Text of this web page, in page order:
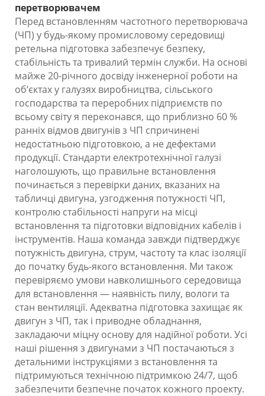
перетворювачем
Перед встановленням частотного перетворювача
(ЧП) у будь-якому промисловому середовищі
ретельна підготовка забезпечує безпеку,
стабільність та тривалий термін служби. На основі
майже 20-річного досвіду інженерної роботи на
об’єктах у галузях виробництва, сільського
господарства та переробних підприємств по
всьому світу я переконався, що приблизно 60 %
ранніх відмов двигунів з ЧП спричинені
недостатньою підготовкою, а не дефектами
продукції. Стандарти електротехнічної галузі
наголошують, що правильне встановлення
починається з перевірки даних, вказаних на
табличці двигуна, узгодження потужності ЧП,
контролю стабільності напруги на місці
встановлення та підготовки відповідних кабелів і
інструментів. Наша команда завжди підтверджує
потужність двигуна, струм, частоту та клас ізоляції
до початку будь-якого встановлення. Ми також
перевіряємо умови навколишнього середовища
для встановлення — наявність пилу, вологи та
стан вентиляції. Адекватна підготовка захищає як
двигун з ЧП, так і приводне обладнання,
закладаючи міцну основу для надійної роботи. Усі
наші рішення з двигунами з ЧП постачаються з
детальними інструкціями з встановлення та
підтримуються технічною підтримкою 24/7, щоб
забезпечити безпечне початок кожного проекту.